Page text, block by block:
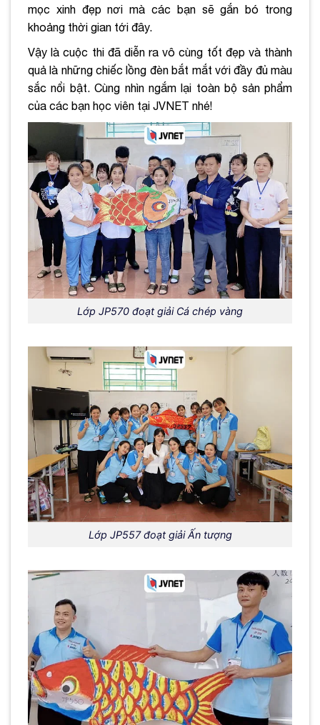
mọc xinh đẹp nơi mà các bạn sẽ gắn bó trong
khoảng thời gian tới đây.
Vậy là cuộc thi đã diễn ra vô cùng tốt đẹp và thành
quả là những chiếc lồng đèn bắt mắt với đầy đủ màu
sắc nổi bật. Cùng nhìn ngắm lại toàn bộ sản phẩm
của các bạn học viên tại JVNET nhé!
Lớp JP570 đoạt giải Cá chép vàng
Lớp JP557 đoạt giải Ấn tượng